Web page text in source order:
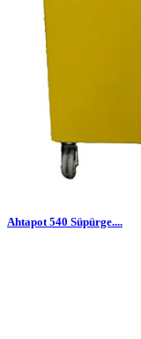
Ahtapot 540 Süpürge....